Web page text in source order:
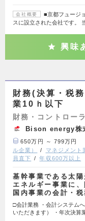
会社概要
■京都フュージ
スに設立された会社です。
興味
財務(決算・税
業10ｈ以下
財務・コントロー
Bison energy株
650万円 ～ 799万円
ル企業）
マネジメント
員直下
年収600万以上
基幹事業である太
エネルギー事業に
国内事業の会計・
□会計業務 ・会計システム
いただきます） ・年次決算